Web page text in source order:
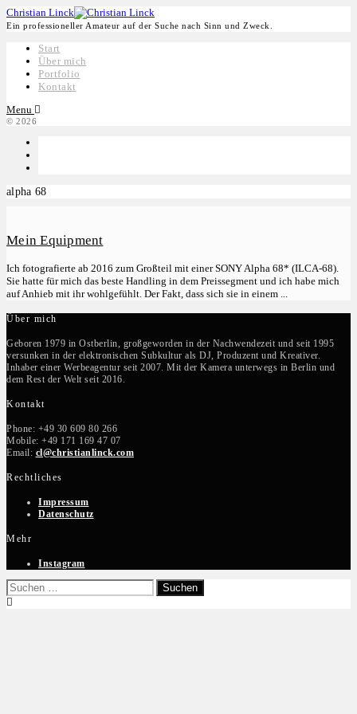
Christian Linck
Ein professioneller Amateur auf der Suche nach Sinn und Zweck.
Start
Über mich
Portfolio
Kontakt
Menu
© 2026
alpha 68
Mein Equipment
Ich fotografierte ab 2016 zum Großteil mit einer SONY Alpha 68* (ILCA-68).
Sie hatte für mich das beste Handling in dem Preissegment und ich habe mich
auf Anhieb mit ihr wohlgefühlt. Der Fakt, dass sich sie in einem ...
Über mich
Geboren 1979 in Ostberlin, großgeworden in der Nachwendezeit und seit 1995
versunken in der elektronischen Subkultur als DJ, Produzent und Kreativer.
Inhaber einer Werbeagentur seit 2007. Mit der Kamera unterwegs in Berlin und
dem Rest der Welt seit 2016.
Kontakt
Phone: +49 30 609 80 266
Mobile: +49 171 169 47 07
Email: cl@christianlinck.com
Rechtliches
Impressum
Datenschutz
Mehr
Instagram
Suchen
nach: